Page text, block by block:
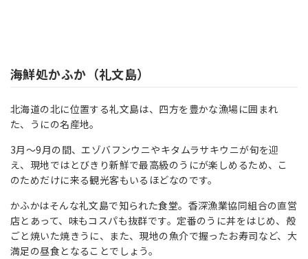
海鮮処かふか（礼文島）
北海道の北に位置する礼文島は、四方を豊かな漁場に囲まれ
た、うにの名産地。
3月～9月の間、エゾバフンウニやキタムラサキウニが旬を迎
え、現地ではとびきり新鮮で最高級のうにが楽しめるため、こ
のためだけに来る観光客もいるほどなのです。
かふかはそんな礼文島で知られた食堂。香深漁業協同組合の直営
店とあって、味もコスパも抜群です。定番のうに丼をはじめ、殻
ごと焼いた焼きうに、また、現地の魚介で握ったお寿司など、大
満足の昼食となることでしょう。